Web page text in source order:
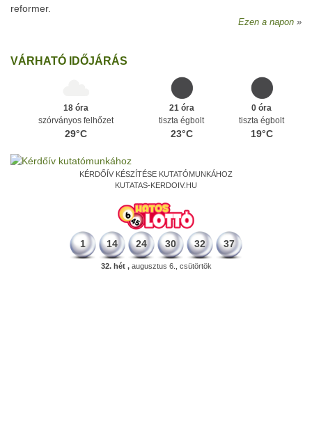
reformer.
Ezen a napon
VÁRHATÓ IDŐJÁRÁS
18 óra
szórványos felhőzet
29°C
21 óra
tiszta égbolt
23°C
0 óra
tiszta égbolt
19°C
KÉRDŐÍV KÉSZÍTÉSE KUTATÓMUNKÁHOZ
KUTATAS-KERDOIV.HU
1 14 24 30 32 37
32. hét ,augusztus 6., csütörtök